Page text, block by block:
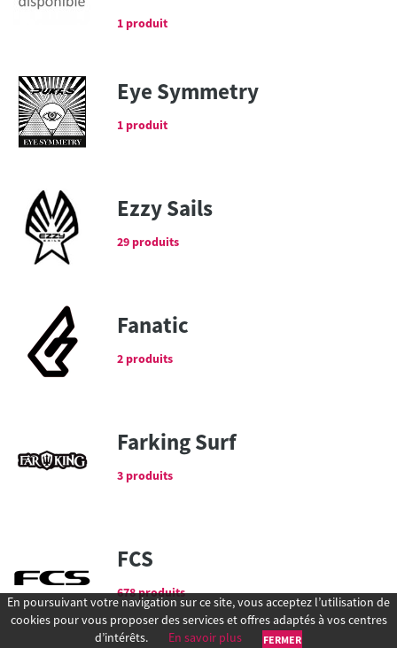
1 produit
Eye Symmetry
1 produit
Ezzy Sails
29 produits
Fanatic
2 produits
Farking Surf
3 produits
FCS
678 produits
En poursuivant votre navigation sur ce site, vous acceptez l’utilisation de
cookies pour vous proposer des services et offres adaptés à vos centres
d’intérêts.
En savoir plus FERMER